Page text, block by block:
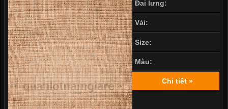
Đai lưng:
Vải:
Size:
Màu:
Chi tiết »